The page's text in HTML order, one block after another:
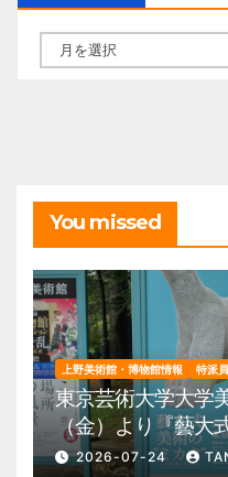
ー
You missed
上野美術館・博物館情報 特派員
東京芸術大学大学
（金）より『藝大
の夏、藝大生に
2026-07-24